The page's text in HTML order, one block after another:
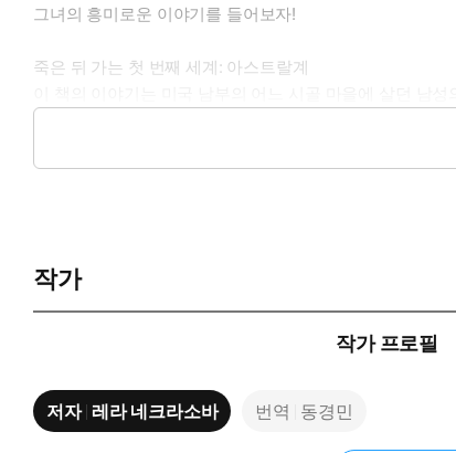
그녀의 흥미로운 이야기를 들어보자!
죽은 뒤 가는 첫 번째 세계: 아스트랄계
수 있으며 텔레파시 소통이 가능하다. 그렇게 이곳저곳
랄계의 여러 소세계小世界들을 방문해볼 수 있었다.
작별을 고할 수 있도록 도와주었다. 그렇게 또 한 번 아스
계들을 경험한다. 그러다 소울메이트들과 함께 얼마 남지
일종의 환생 준비 센터에 도착한 남성은 자신의 미래 삶
버리고 더 높은 차원으로 올라간다. 이는 오직 존재의 감
보’로 옮겨간다. 이제 여성이 된 그녀는 림보에서 소울메
작가
작가 프로필
저자 레라 네크라소바 번역 동경민